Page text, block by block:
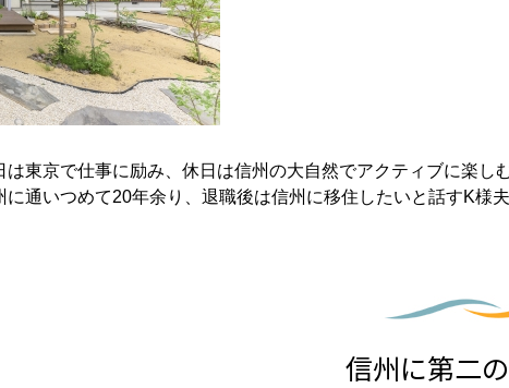
は東京で仕事に励み、休日は信州の大自然でアクティブに楽しむ
に通いつめて20年余り、退職後は信州に移住したいと話すK様
信州に第二